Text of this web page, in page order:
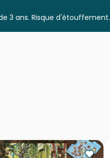
pour Adultes (500 à 48.000
3 ans. Risque d'étouffement.